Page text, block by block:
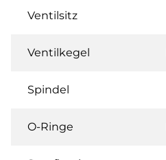
Ventilsitz
Ventilkegel
Spindel
O-Ringe